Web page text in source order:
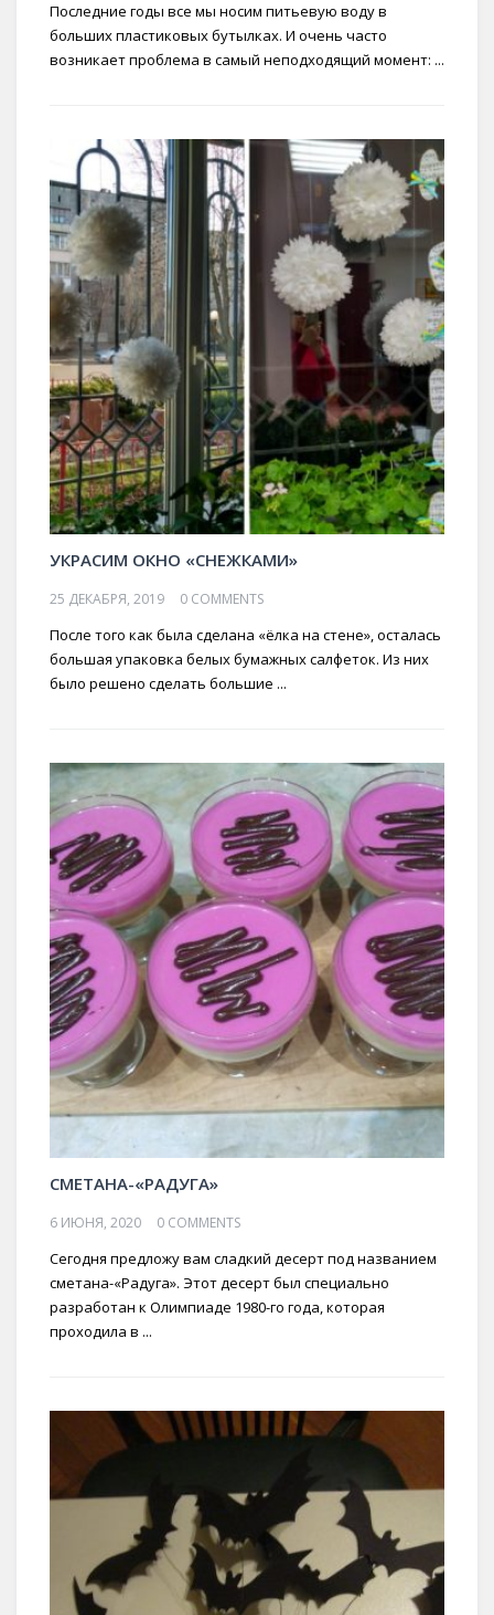
Последние годы все мы носим питьевую воду в
больших пластиковых бутылках. И очень часто
возникает проблема в самый неподходящий момент: ...
УКРАСИМ ОКНО «СНЕЖКАМИ»
25 ДЕКАБРЯ, 2019 0 COMMENTS
После того как была сделана «ёлка на стене», осталась
большая упаковка белых бумажных салфеток. Из них
было решено сделать большие ...
СМЕТАНА-«РАДУГА»
6 ИЮНЯ, 2020 0 COMMENTS
Сегодня предложу вам сладкий десерт под названием
сметана-«Радуга». Этот десерт был специально
разработан к Олимпиаде 1980-го года, которая
проходила в ...